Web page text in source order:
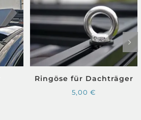
Ringöse für Dachträger
5,00€